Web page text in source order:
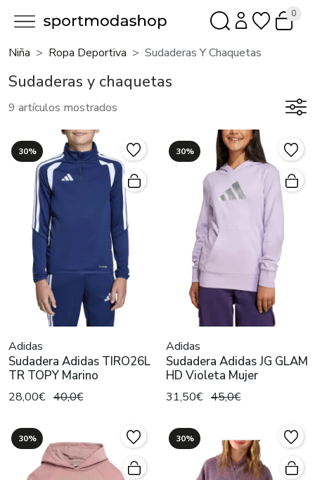
0
Niña Ropa Deportiva Sudaderas Y Chaquetas
Sudaderas y chaquetas
9 artículos mostrados
30%
Adidas
Sudadera Adidas TIRO26L
TR TOPY Marino
28,00€ 40,0€
30%
Adidas
Sudadera Adidas JG GLAM
HD Violeta Mujer
31,50€ 45,0€
30% 30%